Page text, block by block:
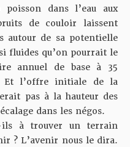
dans l’eau aux
de couloir laissent
autour de sa potentielle
fluides qu’on pourrait le
annuel de base à 35
Et l’offre initiale de la
pas à la hauteur des
dans les négos.
ils à trouver un terrain
? L’avenir nous le dira.